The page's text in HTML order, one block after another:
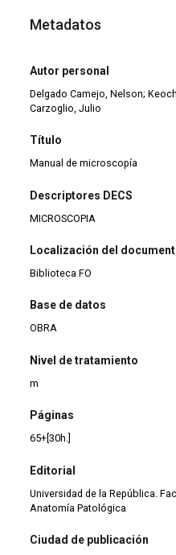
Metadatos
Autor personal
Delgado Camejo, Nelson;
Carzoglio, Julio
Título
Manual de microscopía
Descriptores DECS
MICROSCOPIA
Localización del
Biblioteca FO
Base de datos
OBRA
Nivel de tratamiento
m
Páginas
65+[30h.]
Editorial
Universidad de la República.
Anatomía Patológica
Ciudad de publicación